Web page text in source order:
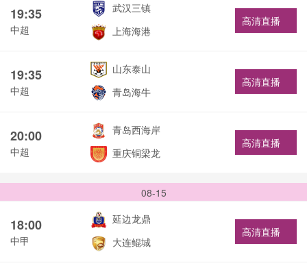
19:35
中超
武汉三镇
上海海港
高清直播
19:35
中超
山东泰山
青岛海牛
高清直播
20:00
中超
青岛西海岸
重庆铜梁龙
高清直播
08-15
18:00
中甲
延边龙鼎
大连鲲城
高清直播